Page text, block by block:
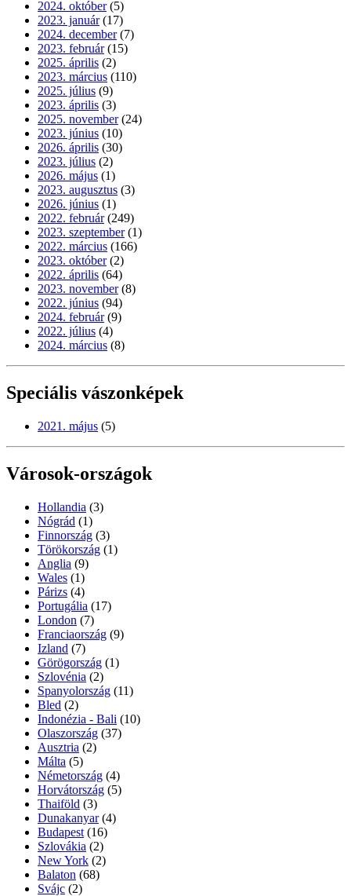
2024. október (5)
2023. január (17)
2024. december (7)
2023. február (15)
2025. április (2)
2023. március (110)
2025. július (9)
2023. április (3)
2025. november (24)
2023. június (10)
2026. április (30)
2023. július (2)
2026. május (1)
2023. augusztus (3)
2026. június (1)
2022. február (249)
2023. szeptember (1)
2022. március (166)
2023. október (2)
2022. április (64)
2023. november (8)
2022. június (94)
2024. február (9)
2022. július (4)
2024. március (8)
Speciális vászonképek
2021. május (5)
Városok-országok
Hollandia (3)
Nógrád (1)
Finnország (3)
Törökország (1)
Anglia (9)
Wales (1)
Párizs (4)
Portugália (17)
London (7)
Franciaország (9)
Izland (7)
Görögország (1)
Szlovénia (2)
Spanyolország (11)
Bled (2)
Indonézia - Bali (10)
Olaszország (37)
Ausztria (2)
Málta (5)
Németország (4)
Horvátország (5)
Thaiföld (3)
Dunakanyar (4)
Budapest (16)
Szlovákia (2)
New York (2)
Balaton (68)
Svájc (2)